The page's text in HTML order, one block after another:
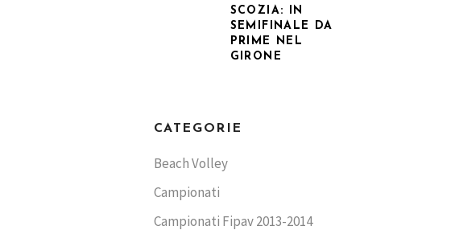
SCOZIA: IN
SEMIFINALE DA
PRIME NEL
GIRONE
CATEGORIE
Beach Volley
Campionati
Campionati Fipav 2013-2014